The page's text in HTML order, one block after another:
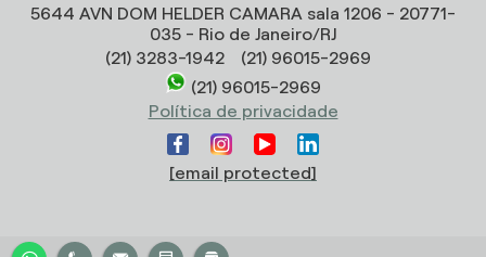
5644 AVN DOM HELDER CAMARA sala 1206 - 20771-
035 - Rio de Janeiro/RJ
(21) 3283-1942
(21) 96015-2969
(21) 96015-2969
Política de privacidade
[email protected]